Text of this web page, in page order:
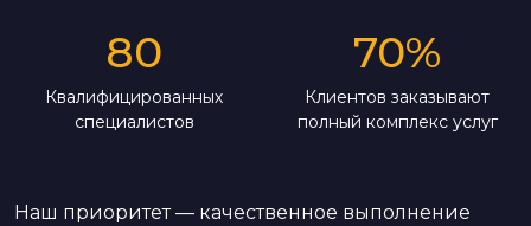
80
Квалифицированных
специалистов
70%
Клиентов заказывают
полный комплекс услуг
Наш приоритет — качественное выполнение